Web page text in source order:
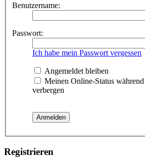
Benutzername:
Passwort:
Ich habe mein Passwort vergessen
Angemeldet bleiben
Meinen Online-Status
verbergen
Registrieren